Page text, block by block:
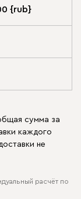
{rub}
сумма за
каждого
не
расчёт по